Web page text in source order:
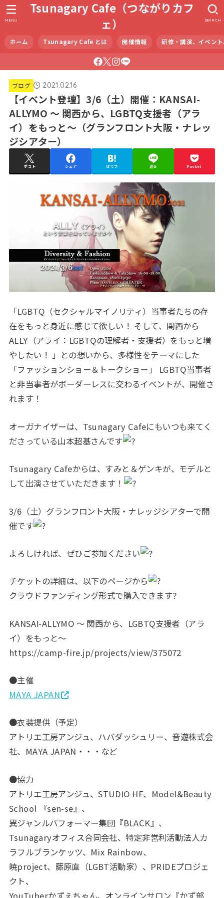
Tsunagary Cafe（つながりカフ
ェ）
ホーム Tsunagary Cafe とは 開催情報 研修・講演、イベン
SEARCH
MENU
ブログ 2021.02.16
【イベント登壇】3/6（土）開催：KANSAI-
ALLYMO ～ 関西から、LGBTQ支援者（アラ
イ）をもっと～（グランフロント大阪・ナレッ
ジシアター）
ポスト シェア はてブ 送る Pocket
「LGBTQ（セクシャルマイノリティ）当事者たちの存
在をもっと身近に感じて欲しい！ そして、関西から
ALLY（アライ：LGBTQの理解者・支援者）をもっと増
やしたい！ 」との想いから、多様性をテーマにした
「ファッションショー＆トークショー」 LGBTQ当事者
と非当事者がボーダーレスに交わるイベントが、開催さ
れます！
オーガナイザーは、Tsunagary Cafeにもいつも来てく
ださっている山本超基さんです
Tsunagary Cafeからは、すみと＆ゲンキが、モデルと
して出演させていただきます！
3/6（土）グランフロント大阪・ナレッジシアターで開
催です
よろしければ、ぜひご参加ください
チケットの詳細は、以下のページから
クラウドファンディング形式で購入できます?
KANSAI-ALLYMO ～ 関西から、LGBTQ支援者（アラ
イ）をもっと～
https://camp-fire.jp/projects/view/375072
●主催
MAYA JAPAN
●衣装提供（予定）
アトリエ工房アンジュ、ハバダッシュリー、音遊株式会
社、MAYA JAPAN・・・など
●協力
アトリエ工房アンジュ、STUDIO HF、Model&Beauty
School 『sen-se』、
異ジャンルパフォーマー集団『BLACK』、
Tsunagaryオフィス合同会社、特定非営利活動法人カ
ラフルブランケッツ、Mix Rainbow、
暁project、藤原直（LGBT活動家）、PRIDEプロジェ
クト、
YouTuberかずえちゃん、オンラインサロン『かず部